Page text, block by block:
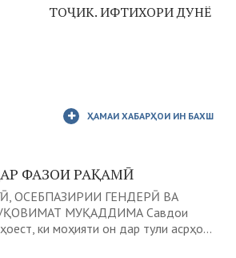
ТОҶИК. ИФТИХОРИ ДУНЁ
ҲАМАИ ХАБАРҲОИ ИН БАХШ
ФАЗОИ РАҚАМӢ
ОСЕБПАЗИРИИ ГЕНДЕРӢ ВА
МУҚАДДИМА Савдои
ки моҳияти он дар тули асрҳо...